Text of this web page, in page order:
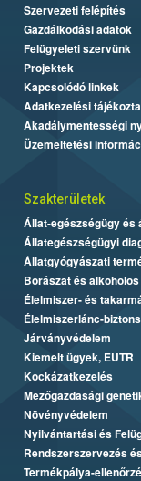
Szervezeti felépítés
Gazdálkodási adatok
Felügyeleti szervünk
Projektek
Kapcsolódó linkek
Adatkezelési
Akadálymentességi
Üzemeltetési
Szakterületek
Állat-egészségügy és
Állategészségügyi
Állatgyógyászati
Borászat és
Élelmiszer- és
Élelmiszerlánc-
Járványvédelem
Kiemelt ügyek, EUTR
Kockázatkezelés
Mezőgazdasági
Növényvédelem
Nyilvántartási és
Rendszerszervezés
Termékpálya-